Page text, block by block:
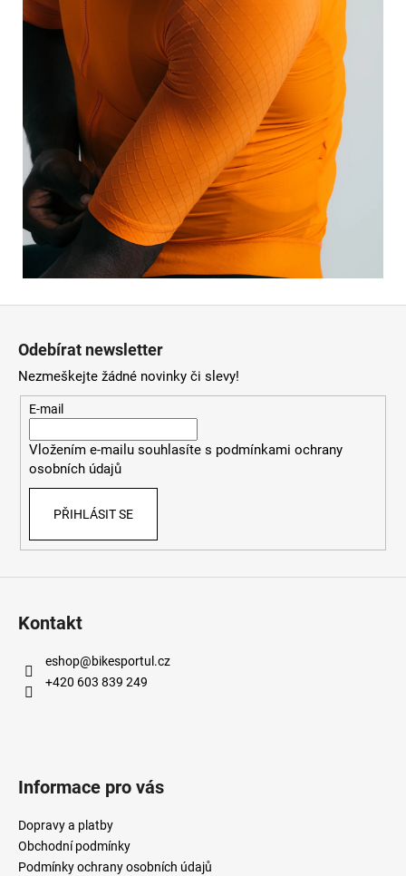
Odebírat newsletter
Nezmeškejte žádné novinky či slevy!
E-mail
Vložením e-mailu souhlasíte s podmínkami ochrany
osobních údajů
PŘIHLÁSIT SE
Kontakt
eshop@bikesportul.cz
+420 603 839 249
Informace pro vás
Dopravy a platby
Obchodní podmínky
Podmínky ochrany osobních údajů